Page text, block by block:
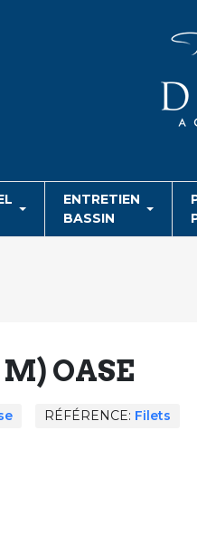
ENTRETIEN
BASSIN
OASE
RÉFÉRENCE Filets